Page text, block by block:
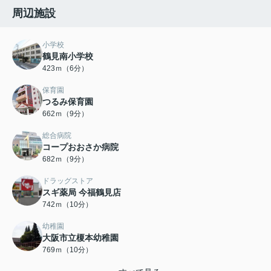
周辺施設
小学校
鶴見南小学校
423ｍ（6分）
保育園
つるみ保育園
662ｍ（9分）
総合病院
コープおおさか病院
682ｍ（9分）
ドラッグストア
スギ薬局 今福鶴見店
742ｍ（10分）
幼稚園
大阪市立榎本幼稚園
769ｍ（10分）